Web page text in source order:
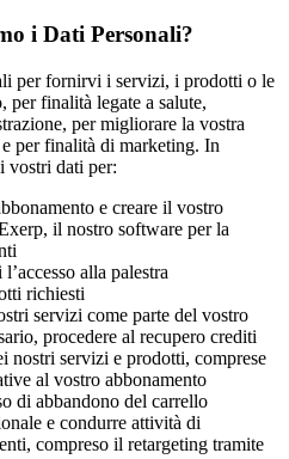
i Dati Personali?
per fornirvi i servizi, i prodotti o le
per finalità legate a salute,
per migliorare la vostra
per finalità di marketing. In
vostri dati per:
e creare il vostro
il nostro software per la
alla palestra
richiesti
servizi come parte del vostro
procedere al recupero crediti
nostri servizi e prodotti, comprese
al vostro abbonamento
di abbandono del carrello
e condurre attività di
compreso il retargeting tramite